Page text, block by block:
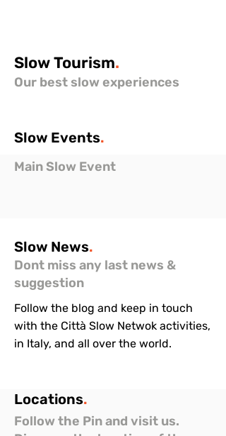
SlowTourism.
Our best slow experiences
Slow Events.
Main Slow Event
Slow News.
Dont miss any last news &
suggestion
Follow the blog and keep in touch
with the Città Slow Netwok activities,
in Italy, and all over the world.
Locations.
Follow the Pin and visit us.